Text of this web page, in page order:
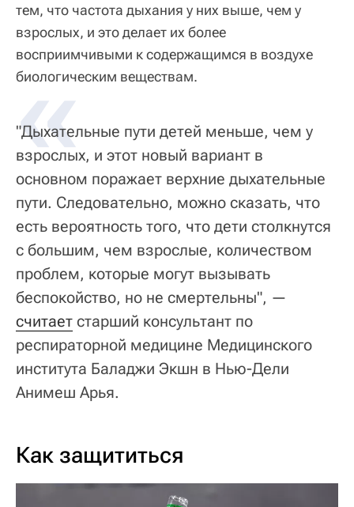
тем, что частота дыхания у них выше, чем у
взрослых, и это делает их более
восприимчивыми к содержащимся в воздухе
биологическим веществам.
«
"Дыхательные пути детей меньше, чем у
взрослых, и этот новый вариант в
основном поражает верхние дыхательные
пути. Следовательно, можно сказать, что
есть вероятность того, что дети столкнутся
с большим, чем взрослые, количеством
проблем, которые могут вызывать
беспокойство, но не смертельны", —
считает старший консультант по
респираторной медицине Медицинского
института Баладжи Экшн в Нью-Дели
Анимеш Арья.
Как защититься